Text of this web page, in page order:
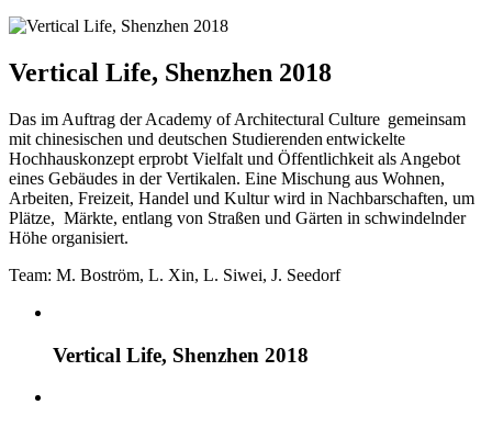
Life,
2018
Vertical Life, Shenzhen 2018
Das im Auftrag der Academy of Architectural Culture gemeinsam
mit chinesischen und deutschen Studierenden entwickelte
Hochhauskonzept erprobt Vielfalt und Öffentlichkeit als Angebot
eines Gebäudes in der Vertikalen. Eine Mischung aus Wohnen,
Arbeiten, Freizeit, Handel und Kultur wird in Nachbarschaften, um
Plätze, Märkte, entlang von Straßen und Gärten in schwindelnder
Höhe organisiert.
Team: M. Boström, L. Xin, L. Siwei, J. Seedorf
Vertical Life, Shenzhen 2018